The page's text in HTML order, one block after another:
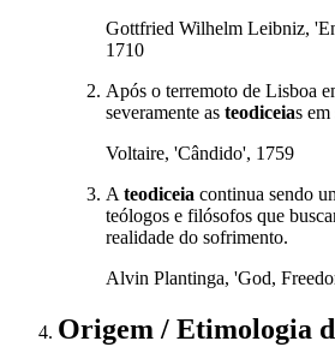
Gottfried Wilhelm Leibniz,
1710
Após o terremoto de Lisboa
severamente as teodiceias
Voltaire, 'Cândido', 1759
A teodiceia continua sendo
teólogos e filósofos que
realidade do sofrimento.
Alvin Plantinga, 'God,
Origem / Etimologia